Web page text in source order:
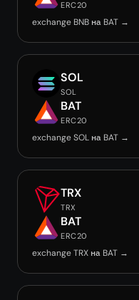
ERC20
exchange BNB на BAT →
SOL
SOL
BAT
ERC20
exchange SOL на BAT →
TRX
TRX
BAT
ERC20
exchange TRX на BAT →